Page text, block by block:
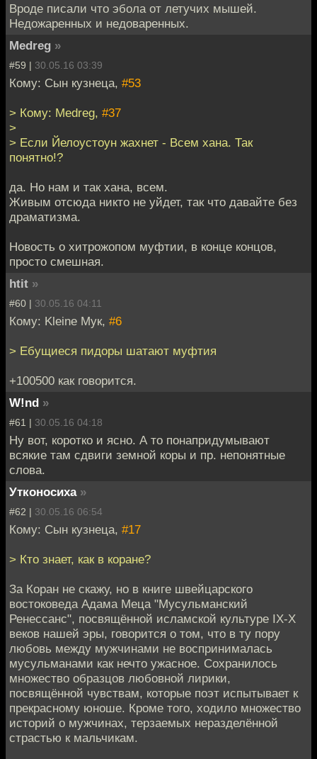
Вроде писали что эбола от летучих мышей.
Недожаренных и недоваренных.
Medreg »
#59 | 30.05.16 03:39
Кому: Сын кузнеца, #53
> Кому: Medreg, #37
>
> Если Йелоустоун жахнет - Всем хана. Так
понятно!?
да. Но нам и так хана, всем.
Живым отсюда никто не уйдет, так что давайте без
драматизма.
Новость о хитрожопом муфтии, в конце концов,
просто смешная.
htit »
#60 | 30.05.16 04:11
Кому: Kleine Мук, #6
> Ебущиеся пидоры шатают муфтия
+100500 как говорится.
W!nd »
#61 | 30.05.16 04:18
Ну вот, коротко и ясно. А то понапридумывают
всякие там сдвиги земной коры и пр. непонятные
слова.
Утконосиха »
#62 | 30.05.16 06:54
Кому: Сын кузнеца, #17
> Кто знает, как в коране?
За Коран не скажу, но в книге швейцарского
востоковеда Адама Меца "Мусульманский
Ренессанс", посвящённой исламской культуре IX-X
веков нашей эры, говорится о том, что в ту пору
любовь между мужчинами не воспринималась
мусульманами как нечто ужасное. Сохранилось
множество образцов любовной лирики,
посвящённой чувствам, которые поэт испытывает к
прекрасному юноше. Кроме того, ходило множество
историй о мужчинах, терзаемых неразделённой
страстью к мальчикам.